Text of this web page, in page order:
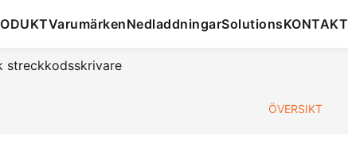
VarumärkenNedladdningarSolutionsKONTAKT
streckkodsskrivare
ÖVERSIKT